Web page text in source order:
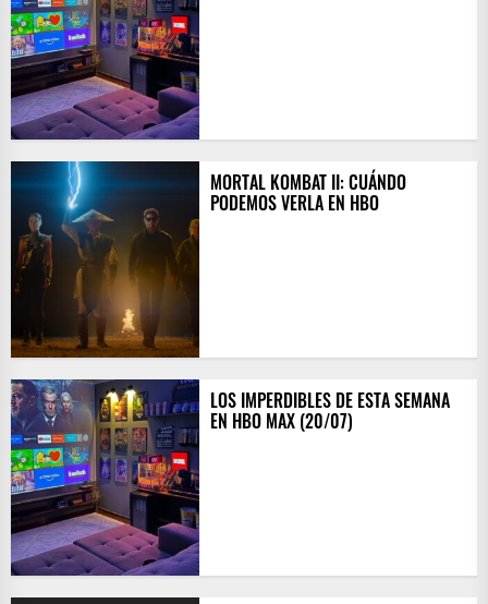
MORTAL KOMBAT II: CUÁNDO
PODEMOS VERLA EN HBO
LOS IMPERDIBLES DE ESTA SEMANA
EN HBO MAX (20/07)